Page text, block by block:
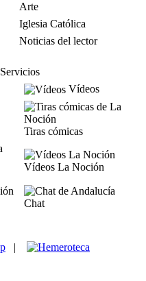
Arte
Iglesia Católica
Noticias del lector
Servicios
Vídeos
Tiras cómicas
Vídeos La Noción
Chat
|